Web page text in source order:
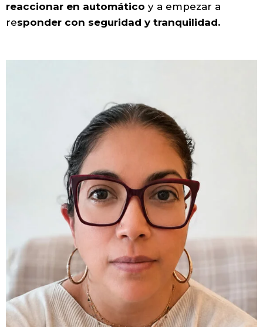
reaccionar en automático y a empezar a
responder con seguridad y tranquilidad.